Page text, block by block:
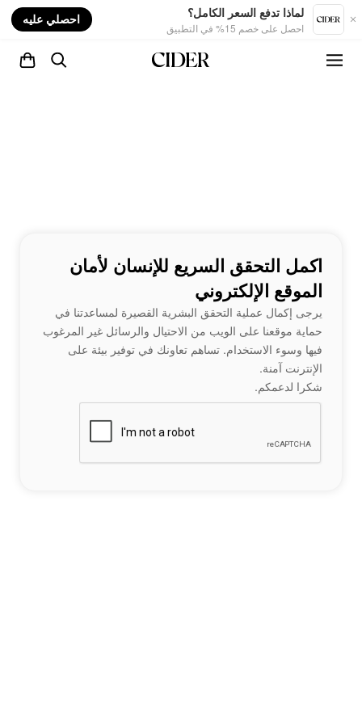
لماذا تدفع السعر الكامل؟
احصل على خصم 15% في التطبيق
احصلي عليه
اكمل التحقق السريع للإنسان لأمان
الموقع الإلكتروني
يرجى إكمال عملية التحقق البشرية القصيرة لمساعدتنا في
حماية موقعنا على الويب من الاحتيال والرسائل غير المرغوب
فيها وسوء الاستخدام. تساهم تعاونك في توفير بيئة على
الإنترنت آمنة.
شكرا لدعمكم.